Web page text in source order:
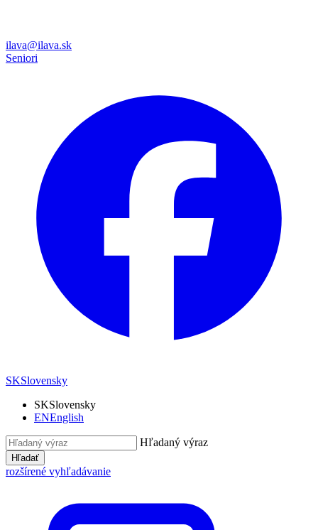
ilava@ilava.sk
Seniori
SKSlovensky
SKSlovensky
ENEnglish
Hľadaný výraz
Hľadať
rozšírené vyhľadávanie